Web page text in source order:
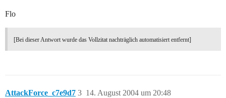
Flo
[Bei dieser Antwort wurde das Vollzitat nachträglich automatisiert entfernt]
AttackForce_c7e9d7 14. August 2004 um 20:48
3